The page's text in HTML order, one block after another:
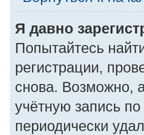
Я давно
Попытайтесь
регистрации,
снова. Возможно,
учётную запись
периодически